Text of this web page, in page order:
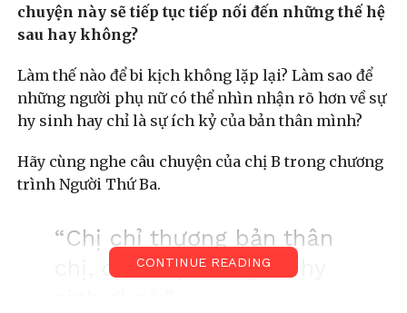
chuyện này sẽ tiếp tục tiếp nối đến những thế hệ
sau hay không?
Làm thế nào để bi kịch không lặp lại? Làm sao để
những người phụ nữ có thể nhìn nhận rõ hơn về sự
hy sinh hay chỉ là sự ích kỷ của bản thân mình?
Hãy cùng nghe câu chuyện của chị B trong chương
trình Người Thứ Ba.
“Chị chỉ thương bản thân
chị, chứ chị không có hy
CONTINUE READING